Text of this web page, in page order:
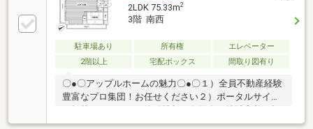
2LDK 75.33m2
3階 南西
駐車場あり 所有権
エレベーター
2階以上
宅配ボックス 間取り図有り
〇●〇アップルホームの魅力〇●〇１）全員不動産経験
豊富なプロ集団！お任せください２）ポータルサイト
に掲載されていない物件情報も多数有！地域密着の担
当スタッフにお気軽にご相談下さい！３）住宅ローン